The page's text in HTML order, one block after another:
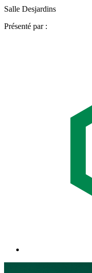
Salle Desjardins
Présenté par :